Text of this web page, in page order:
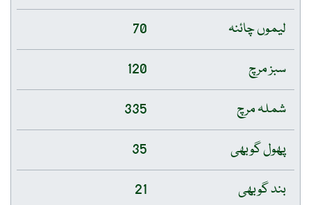
لیموں چائنہ
70
سبز مرچ
120
شملہ مرچ
335
پھول گوبھی
35
بند گوبھی
21